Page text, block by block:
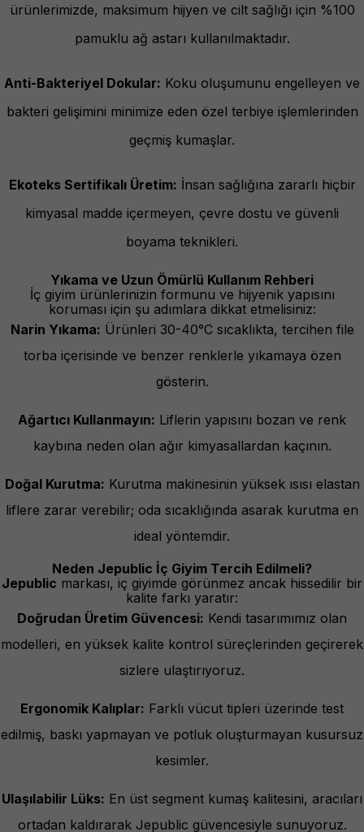
ürünlerimizde, maksimum hijyen ve cilt sağlığı için %100
pamuklu ağ astarı kullanılmaktadır.
Anti-Bakteriyel Dokular: Koku oluşumunu engelleyen ve
bakteri gelişimini minimize eden özel terbiye işlemlerinden
geçmiş kumaşlar.
Ekoteks Sertifikalı Üretim: İnsan sağlığına zararlı hiçbir
kimyasal madde içermeyen, çevre dostu ve güvenli
boyama teknikleri.
Yıkama ve Uzun Ömürlü Kullanım Rehberi
İç giyim ürünlerinizin formunu ve hijyenik yapısını
koruması için şu adımlara dikkat etmelisiniz:
Narin Yıkama: Ürünleri 30-40°C sıcaklıkta, tercihen file
torba içerisinde ve benzer renklerle yıkamaya özen
gösterin.
Ağartıcı Kullanmayın: Liflerin yapısını bozan ve renk
kaybına neden olan ağır kimyasallardan kaçının.
Doğal Kurutma: Kurutma makinesinin yüksek ısısı elastan
liflere zarar verebilir; oda sıcaklığında asarak kurutma en
ideal yöntemdir.
Neden Jepublic İç Giyim Tercih Edilmeli?
Jepublic markası, iç giyimde görünmez ancak hissedilir bir
kalite farkı yaratır:
Doğrudan Üretim Güvencesi: Kendi tasarımımız olan
modelleri, en yüksek kalite kontrol süreçlerinden geçirerek
sizlere ulaştırıyoruz.
Ergonomik Kalıplar: Farklı vücut tipleri üzerinde test
edilmiş, baskı yapmayan ve potluk oluşturmayan kusursuz
kesimler.
Ulaşılabilir Lüks: En üst segment kumaş kalitesini, aracıları
ortadan kaldırarak Jepublic güvencesiyle sunuyoruz.